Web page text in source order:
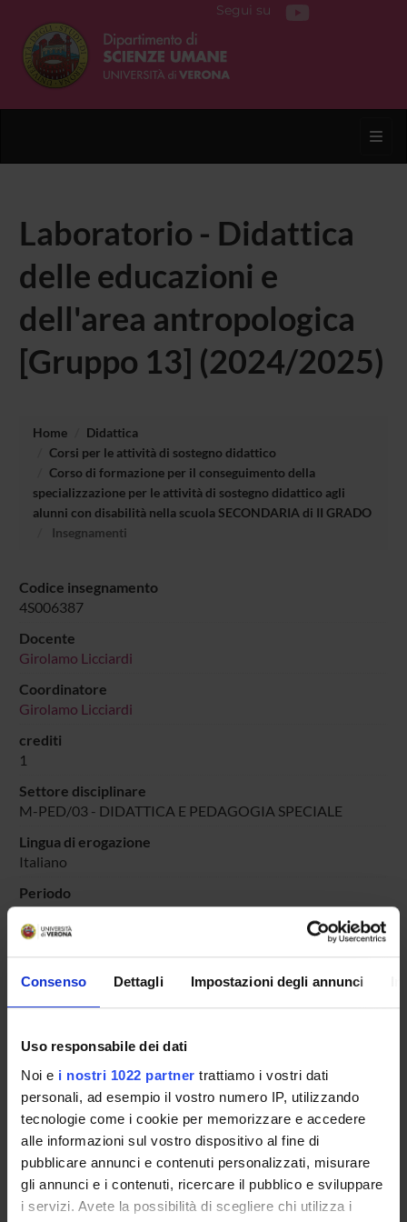
Consenso Dettagli Impostazioni degli annunci
Uso responsabile dei dati
Noi e i nostri 1022 partner trattiamo i vostri dati
personali, ad esempio il vostro numero IP, utilizzando
tecnologie come i cookie per memorizzare e accedere
alle informazioni sul vostro dispositivo al fine di
pubblicare annunci e contenuti personalizzati, misurare
gli annunci e i contenuti, ricercare il pubblico e sviluppare
i servizi. Avete la possibilità di scegliere chi utilizza i
Segui su
Laboratorio - Didattica
delle educazioni e
dell'area antropologica
[Gruppo 13] (2024/2025)
Home
Didattica
Corsi per le attività di sostegno didattico
Corso di formazione per il conseguimento della
specializzazione per le attività di sostegno didattico agli
alunni con disabilità nella scuola SECONDARIA di II GRADO
Insegnamenti
Codice insegnamento
4S006387
Docente
Girolamo Licciardi
Coordinatore
Girolamo Licciardi
crediti
1
Settore disciplinare
M-PED/03 - DIDATTICA E PEDAGOGIA SPECIALE
Lingua di erogazione
Italiano
Periodo
DIDATTICA SOSTEGNOdal 25-ott-2025 al 30-giu-2025.
Avvisi relativi al corso
Seminari relativi al corso
Vai all'orario delle lezioni
Presentazione
Come iscriversi
Insegnamenti